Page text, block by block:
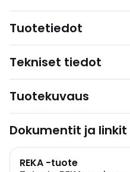
Tuotetiedot
Tekniset tiedot
Tuotekuvaus
Dokumentit ja linkit
REKA -tuote